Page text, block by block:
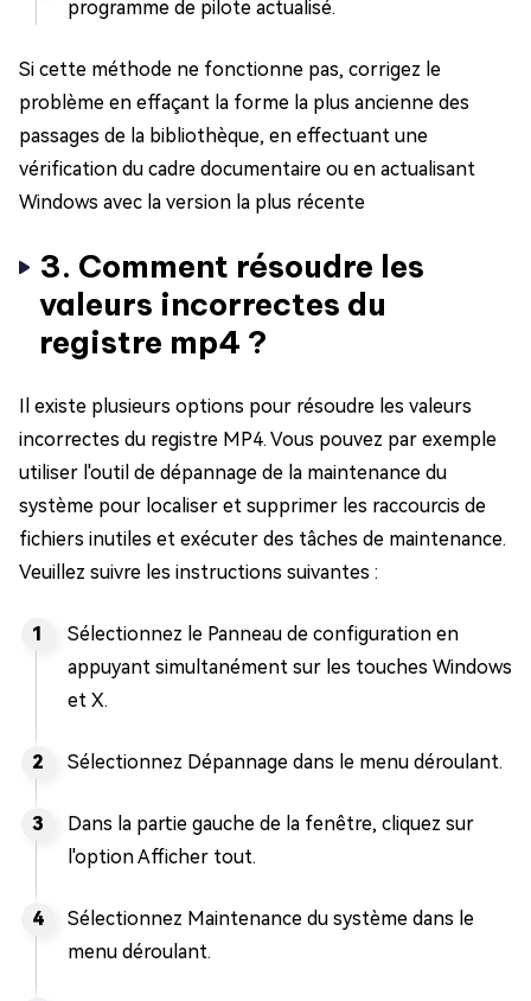
programme de pilote actualisé.
Si cette méthode ne fonctionne pas, corrigez le
problème en effaçant la forme la plus ancienne des
passages de la bibliothèque, en effectuant une
vérification du cadre documentaire ou en actualisant
Windows avec la version la plus récente
3. Comment résoudre les
valeurs incorrectes du
registre mp4 ?
Il existe plusieurs options pour résoudre les valeurs
incorrectes du registre MP4. Vous pouvez par exemple
utiliser l'outil de dépannage de la maintenance du
système pour localiser et supprimer les raccourcis de
fichiers inutiles et exécuter des tâches de maintenance.
Veuillez suivre les instructions suivantes :
Sélectionnez le Panneau de configuration en
appuyant simultanément sur les touches Windows
et X.
Sélectionnez Dépannage dans le menu déroulant.
Dans la partie gauche de la fenêtre, cliquez sur
l'option Afficher tout.
Sélectionnez Maintenance du système dans le
menu déroulant.